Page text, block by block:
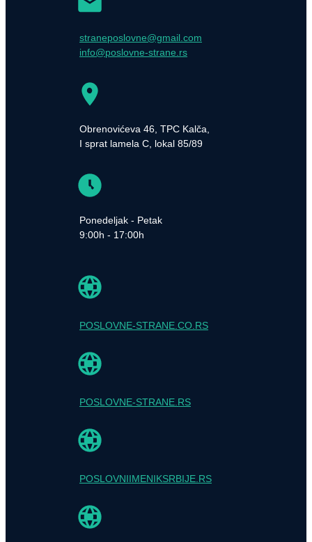
straneposlovne@gmail.com
info@poslovne-strane.rs
Obrenovićeva 46, TPC Kalča,
I sprat lamela C, lokal 85/89
Ponedeljak - Petak
9:00h - 17:00h
POSLOVNE-STRANE.CO.RS
POSLOVNE-STRANE.RS
POSLOVNIIMENIKSRBIJE.RS